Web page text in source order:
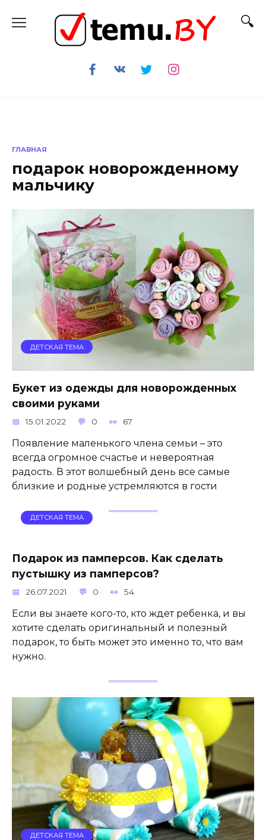
содержанию
ГЛАВНАЯ
подарок новорожденному
мальчику
ДЕТСКАЯ ТЕМА
Букет из одежды для новорожденных
своими руками
15.01.2022 0 67
Появление маленького члена семьи – это
всегда огромное счастье и невероятная
радость. В этот волшебный день все самые
близкие и родные устремляются в гости
ДЕТСКАЯ ТЕМА
Подарок из памперсов. Как сделать
пустышку из памперсов?
26.07.2021 0 54
Если вы знаете кого-то, кто ждет ребенка, и вы
хотите сделать оригинальный и полезный
подарок, то быть может это именно то, что вам
нужно.
ДЕТСКАЯ ТЕМА